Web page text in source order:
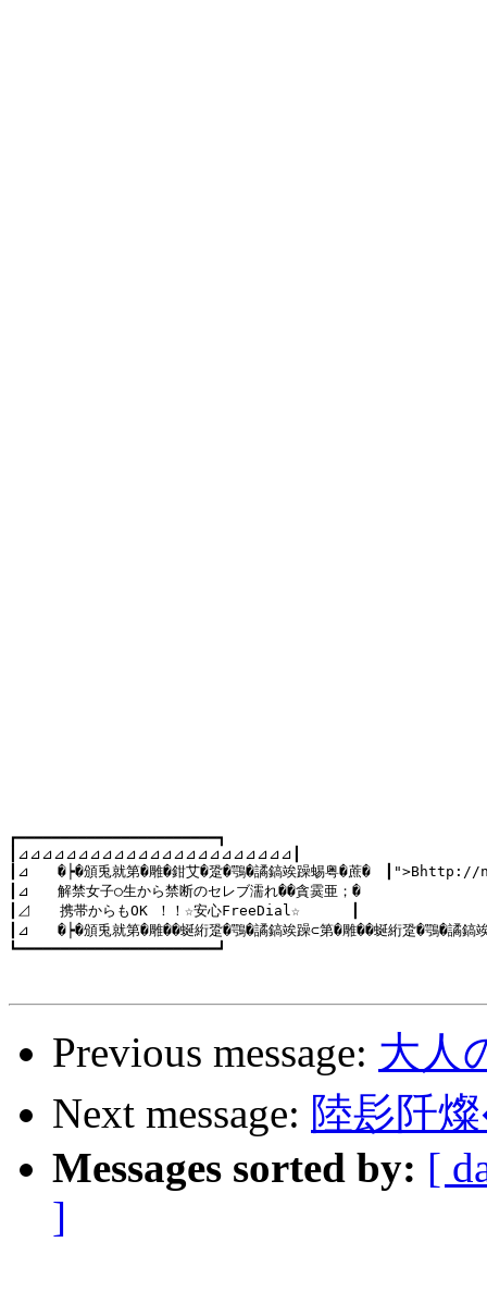
┏━━━━━━━━━━━━━━━━━━━━━━━┓
┃⊿⊿⊿⊿⊿⊿⊿⊿⊿⊿⊿⊿⊿⊿⊿⊿⊿⊿⊿⊿⊿⊿⊿┃
┃⊿　　�┝�頒兎就第�雕�鉗艾�跫�鶚�譎鎬竢躁蜴粤�蔗�　
┃⊿　　解禁女子○生から禁断のセレブ濡れ��貪霙亜；�
┃⊿　　携帯からもOK ！！☆安心FreeDial☆　　　 ┃
┃⊿　　�┝�頒兎就第�雕��蜒絎跫�鶚�譎鎬竢躁⊂第�雕��蜒絎跫�鶚�譎鎬
┗━━━━━━━━━━━━━━━━━━━━━━━┛
Previous message: 大人
Next message: 陸髟
Messages sorted by: [
]